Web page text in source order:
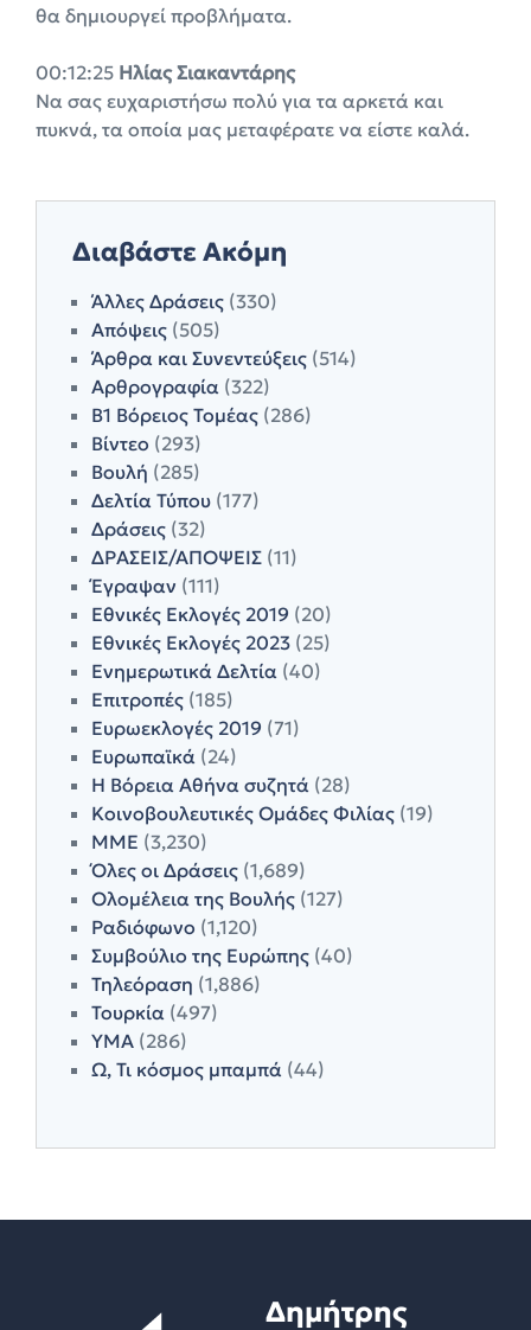
θα δημιουργεί προβλήματα.
00:12:25 Ηλίας Σιακαντάρης
Να σας ευχαριστήσω πολύ για τα αρκετά και
πυκνά, τα οποία μας μεταφέρατε να είστε καλά.
Διαβάστε Ακόμη
Άλλες Δράσεις (330)
Απόψεις (505)
Άρθρα και Συνεντεύξεις (514)
Αρθρογραφία (322)
Β1 Βόρειος Τομέας (286)
Βίντεο (293)
Βουλή (285)
Δελτία Τύπου (177)
Δράσεις (32)
ΔΡΑΣΕΙΣ/ΑΠΟΨΕΙΣ (11)
Έγραψαν (111)
Εθνικές Εκλογές 2019 (20)
Εθνικές Εκλογές 2023 (25)
Ενημερωτικά Δελτία (40)
Επιτροπές (185)
Ευρωεκλογές 2019 (71)
Ευρωπαϊκά (24)
Η Βόρεια Αθήνα συζητά (28)
Κοινοβουλευτικές Ομάδες Φιλίας (19)
ΜΜΕ (3,230)
Όλες οι Δράσεις (1,689)
Ολομέλεια της Βουλής (127)
Ραδιόφωνο (1,120)
Συμβούλιο της Ευρώπης (40)
Τηλεόραση (1,886)
Τουρκία (497)
ΥΜΑ (286)
Ω, Τι κόσμος μπαμπά (44)
Δημήτρης